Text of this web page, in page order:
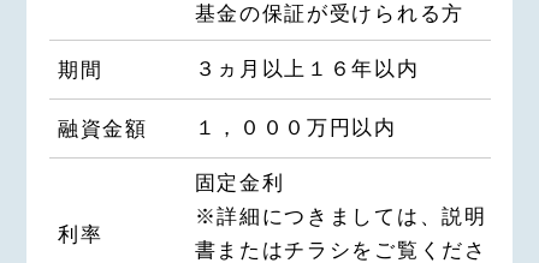
はありません。
10号および第11号に同意しない場
合、ﾀﾞｲﾚｸﾄﾒｰﾙの発送等の利 用停
止の措置をとるものとします。
第５条(個人信用情報機関の利用・
利用等に際しての判断のため
（5）適合性の原則等に照らした判
断等、金融商品やｻｰﾋﾞｽの提供にか
かる妥当性の判断のため
（6）与信事業に際して当金庫が加
盟する個人信用情報機関に個人情報
提供する場合等、適切な業務の遂行
に必要な範囲で第三者に提供するた
基金の保証が受けられる方
期間 ３ヵ月以上１６年以内
融資金額 １，０００万円以内
利率
固定金利
※詳細につきましては、説明
書またはチラシをご覧くださ